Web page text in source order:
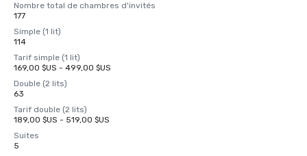
Nombre total de chambres d'invités
177
Simple (1 lit)
114
Tarif simple (1 lit)
169,00 $US - 499,00 $US
Double (2 lits)
63
Tarif double (2 lits)
189,00 $US - 519,00 $US
Suites
5